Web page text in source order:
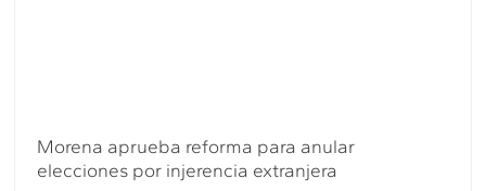
Morena aprueba reforma para anular
elecciones por injerencia extranjera